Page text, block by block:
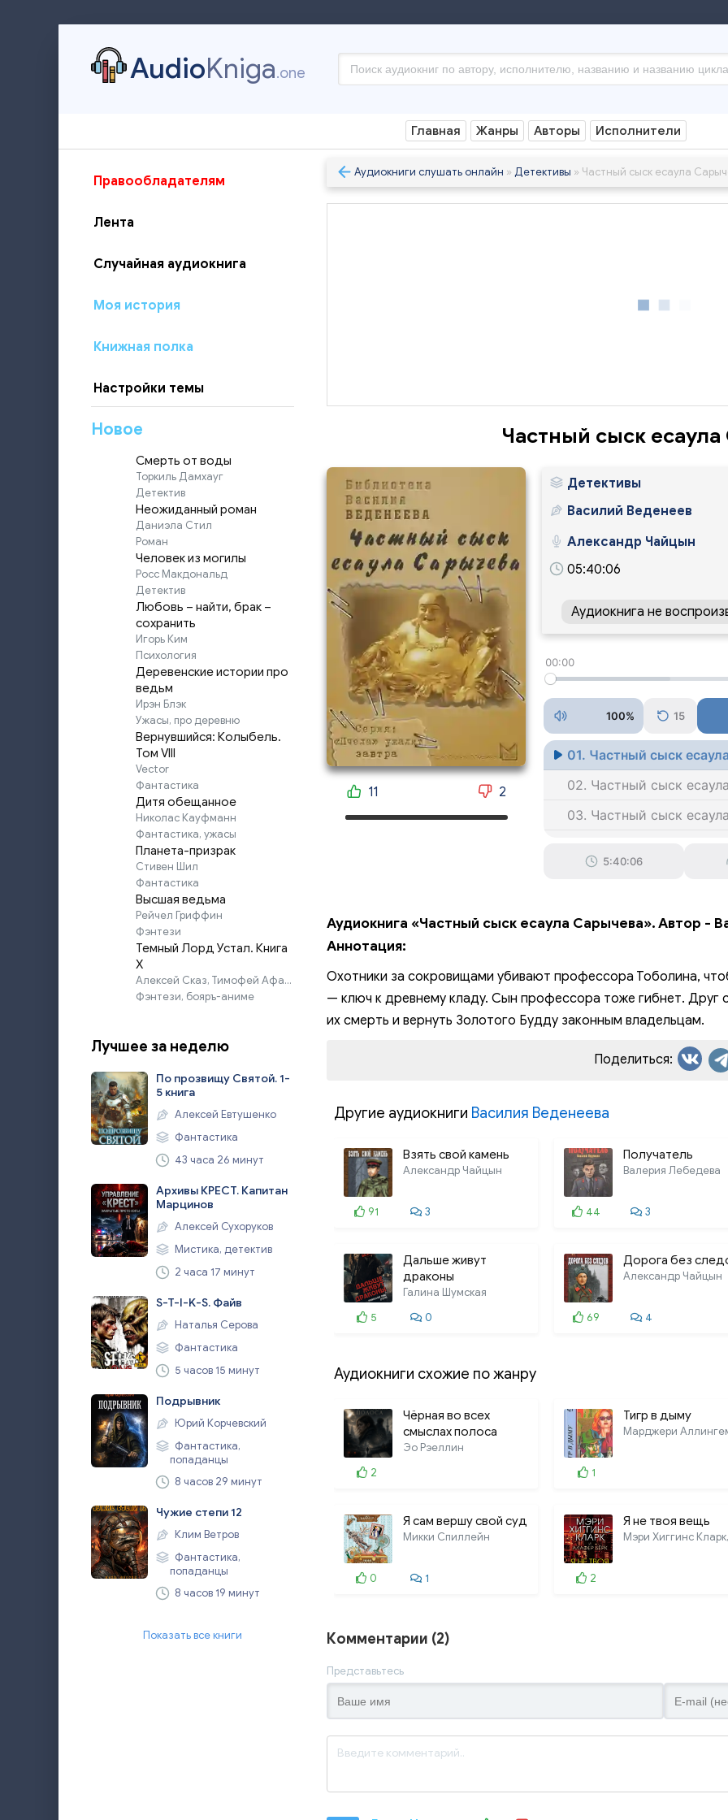
AudioKniga.one
Главная Жанры Авторы Исполнители
Правообладателям
Лента
Случайная аудиокнига
Моя история
Книжная полка
Настройки темы
Новое
Смерть от воды
Торкиль Дамхауг
Детектив
Неожиданный роман
Даниэла Стил
Роман
Человек из могилы
Росс Макдональд
Детектив
Любовь – найти, брак –
сохранить
Игорь Ким
Психология
Деревенские истории про
ведьм
Ирэн Блэк
Ужасы, про деревню
Вернувшийся: Колыбель.
Том VIII
Vector
Фантастика
Дитя обещанное
Николас Кауфманн
Фантастика, ужасы
Планета-призрак
Стивен Шил
Фантастика
Высшая ведьма
Рейчел Гриффин
Фэнтези
Темный Лорд Устал. Книга
X
Алексей Сказ, Тимофей Афаэль
Фэнтези, бояръ-аниме
Лучшее за неделю
По прозвищу Святой. 1-
5 книга
Алексей Евтушенко
Фантастика
43 часа 26 минут
Архивы КРЕСТ. Капитан
Марцинов
Алексей Сухоруков
Мистика, детектив
2 часа 17 минут
S-T-I-K-S. Файв
Наталья Серова
Фантастика
5 часов 15 минут
Подрывник
Юрий Корчевский
Фантастика,
попаданцы
8 часов 29 минут
Чужие степи 12
Клим Ветров
Фантастика,
попаданцы
8 часов 19 минут
Показать все книги
Аудиокниги слушать онлайн » Детективы » Частный сыск есаула
Частный сыск
11 2
Детективы
Василий Веденеев
Александр Чайцын
05:40:06
Аудиокнига не
00:00
100% 15
01. Частный сыск
02. Частный сыск
03. Частный сыск
07. Частный сыск
09. Частный сыск
010. Частный сыск
011. Частный сыск
013. Частный сыск
014. Частный сыск
015. Частный сыск
016. Частный сыск
018. Частный сыск
019. Частный сыск
020. Частный сыск
023. Частный сыск
024. Частный сыск
025. Частный сыск
027. Частный сыск
028. Частный сыск
5:40:06
Аудиокнига «Частный сыск есаула Сарычева». Автор -
Аннотация:
Охотники за сокровищами убивают профессора Тоболина,
— ключ к древнему кладу. Сын профессора тоже гибнет. Друг
их смерть и вернуть Золотого Будду законным владельцам.
Поделиться:
Другие аудиокниги Василия Веденеева
Взять свой камень
Александр Чайцын
91 3
Получатель
Валерия Лебедева
44 3
Дальше живут
драконы
Галина Шумская
5
0
Дорога без
Александр Чайцын
69 4
Аудиокниги схожие по жанру
Чёрная во всех
смыслах полоса
Эо Рэеллин
2
Тигр в дыму
Марджери
1
Я сам вершу свой суд
Микки Спиллейн
0 1
Я не твоя вещь
2
Комментарии (2)
Представьтесь